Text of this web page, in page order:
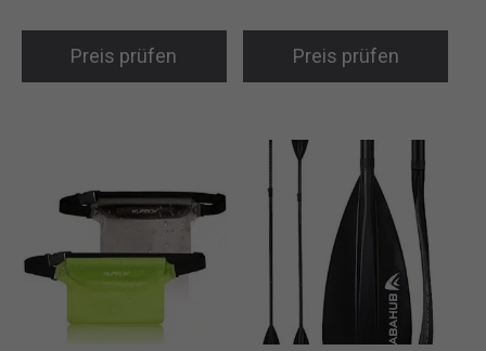
Preis prüfen Preis prüfen